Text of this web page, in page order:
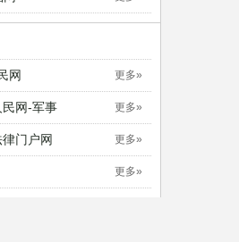
网 更多»
民网-军事 更多»
门户网 更多»
更多»